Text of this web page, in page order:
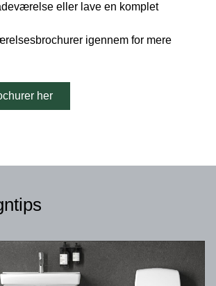
eller lave en komplet
igennem for mere
her